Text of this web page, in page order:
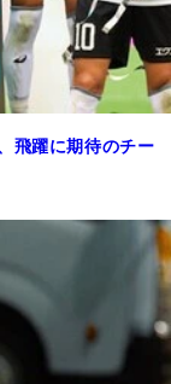
飛躍に期待のチー